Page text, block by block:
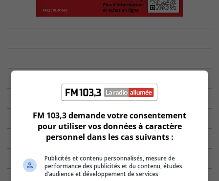
FM 103,3 demande votre consentement
pour utiliser vos données à caractère
personnel dans les cas suivants :
Publicités et contenu personnalisés, mesure de
performance des publicités et du contenu, études
d’audience et développement de services